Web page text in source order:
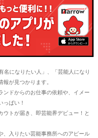
名になりたい人」、「芸能人になり
が見つかります。
ンドからのお仕事の依頼や、イメー
っぱい！
ウトが届き、即芸能界デビュー！と
、入りたい芸能事務所へのアピール